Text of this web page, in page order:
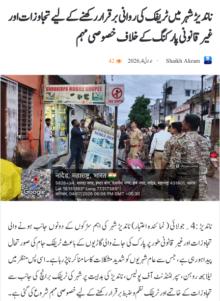
ناندیڑ شہر میں ٹریفک کی روانی برقرار رکھنے کے لیے تجاوزات اور
غیر قانونی پارکنگ کے خلاف خصوصی مہم
Shaikh Akram جولائی 4, 2026 42
ناندیڑ :4؍جولائی ( نمائندہ اعتبار) ناندیڑ شہر کی اہم سڑکوں کے دونوں جانب ہونے والی
تجاوزات اور غیر قانونی طور پر پارک کی جانے والی گاڑیوں کے باعث ٹریفک جام کی صورتحال
پیدا ہو رہی ہے، جس سے عام شہریوں کو شدید مشکلات کا سامنا کرنا پڑ رہا ہے۔ اسی پس منظر میں
نیلابھ روہن، سپرنٹنڈنٹ آف پولیس، ناندیڑ کی ہدایت پر شہر کی ٹریفک برانچ کی جانب سے
تجاوزات کے خاتمے اور ٹریفک نظم و ضبط برقرار رکھنے کے لیے خصوصی مہم شروع کی گئی ہے۔